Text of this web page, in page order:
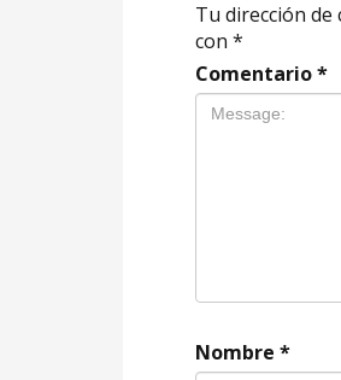
Tu dirección
con *
Comentario*
Nombre *